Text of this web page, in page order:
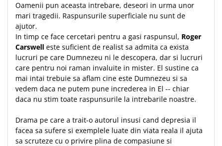
Lupta Spirituala
Schimbarea caracterului
Slujire
Suferinta
Viata din belsug
Viata de zi cu zi
Despre afaceri
Dezvoltare personala
Mediu
Sanatate / nutritie
Oamenii pun aceasta intrebare, deseori in urma unor
mari tragedii. Raspunsurile superficiale nu sunt de
ajutor.
In timp ce face cercetari pentru a gasi raspunsul, Roger
Carswell este suficient de realist sa admita ca exista
lucruri pe care Dumnezeu ni le descopera, dar si lucruri
care pentru noi raman invaluite in mister. El sustine ca
mai intai trebuie sa aflam cine este Dumnezeu si sa
vedem daca ne putem pune increderea in El -- chiar
daca nu stim toate raspunsurile la intrebarile noastre.
Drama pe care a trait-o autorul insusi cand depresia il
facea sa sufere si exemplele luate din viata reala il ajuta
sa scruteze cu o privire plina de compasiune si